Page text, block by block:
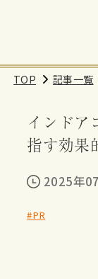
TOP 記事一覧
インドア
指す効果
2025年
#PR